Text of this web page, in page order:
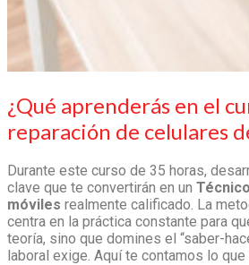
¿Qué aprenderás en el
reparación de celulares
Durante este curso de 35 horas,
clave que te convertirán en un
móviles realmente calificado. La
centra en la práctica constante para
teoría, sino que domines el “saber-
laboral exige. Aquí te contamos lo que